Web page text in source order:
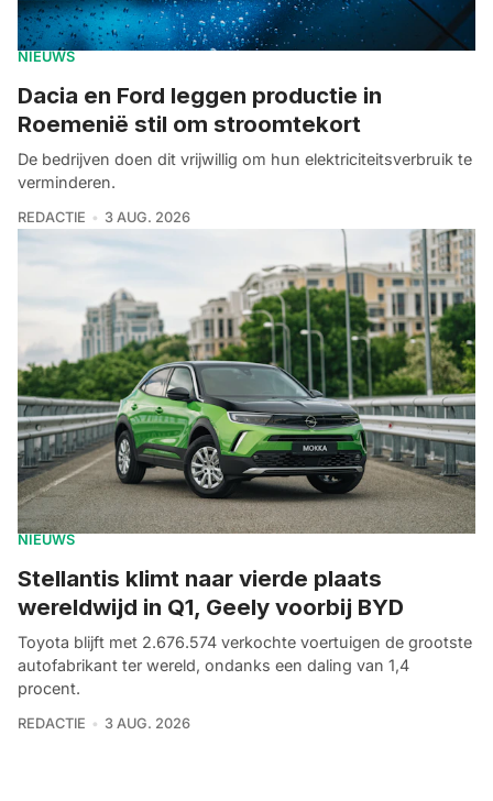
NIEUWS
Dacia en Ford leggen productie in
Roemenië stil om stroomtekort
De bedrijven doen dit vrijwillig om hun elektriciteitsverbruik te
verminderen.
REDACTIE 3 AUG. 2026
NIEUWS
Stellantis klimt naar vierde plaats
wereldwijd in Q1, Geely voorbij BYD
Toyota blijft met 2.676.574 verkochte voertuigen de grootste
autofabrikant ter wereld, ondanks een daling van 1,4
procent.
REDACTIE 3 AUG. 2026